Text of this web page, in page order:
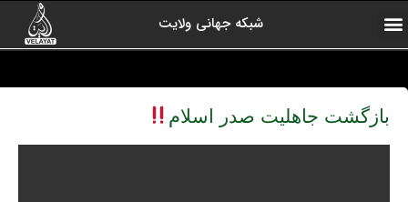
شبکه جهانی ولایت
بازگشت جاهلیت صدر اسلام